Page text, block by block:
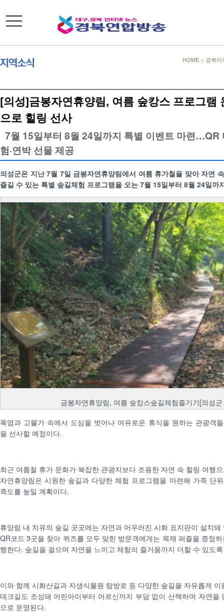
toggle
navigation
HOME > 경북지
[의성]금봉자연휴양림, 여름 숲캉스 프로그
으로 힐링 선사
7월 15일부터 8월 24일까지 특별 이벤트 마련…QR
험·연박 선물 제공
의성군은 지난 7월 7일 금봉자연휴양림에서 여름 휴가철을 맞아 자연
즐길 수 있는 특별 숲길체험 프로그램을 오는 7월 15일부터 8월 24일까
금봉자연휴양림, 여름 숲캉스숲길체험즐기기[의성
폭염과 고물가 속에서 도심을 벗어나 여유로운 휴식을 원하는 관광객
을 선사할 예정이다.
최근 여름철 휴가 문화가 복잡한 관광지보다 조용한 자연 속 힐링 여행
자연휴양림은 시원한 숲길과 다양한 체험 프로그램을 마련해 가족 단
족도를 높일 계획이다.
휴양림 내 치유의 숲길 곳곳에는 자연과 어우러진 시화 표지판이 설치
QR코드 3곳을 찾아 퀴즈를 모두 맞힌 방문객에게는 목재 퍼즐을 증정
행한다. 숲길을 걸으며 자연을 느끼고 체험의 즐거움까지 더할 수 있도
이와 함께 시화산길과 자생식물원 탐방로 등 다양한 숲길을 자유롭게
데크길도 조성돼 어린아이부터 어르신까지 부담 없이 산책하며 자연을
으로 운영된다.